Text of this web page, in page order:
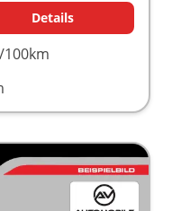
Details
100km